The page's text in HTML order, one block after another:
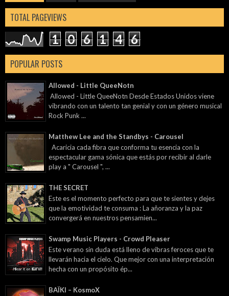
TOTAL PAGEVIEWS
1 0 6 1 4 6
POPULAR POSTS
Allowed - Little QueeNotn
Allowed - Little QueeNotn Desde Estados Unidos viene
vibrando con un talento tan genial y con un género musical
Rock Punk ...
Matthew Lee and the Standbys - Carousel
Acaricia cada fibra que conforma tu esencia con la
espectacular gama sónica que estás por recibir al darle
play a " Carousel ", ...
THE SECRET
Este es el momento perfecto para que te sientes y dejes
que la emotividad te consuma : La añoranza y la paz
convergerá en nuestros pensamien...
Swamp Music Players - Crowd Pleaser
Este verano sin duda está lleno de vibras feroces que te
llevarán hacia el cielo. Que mejor con una interpretación
hecha con un propósito ép...
BAÏKI – KosmoX